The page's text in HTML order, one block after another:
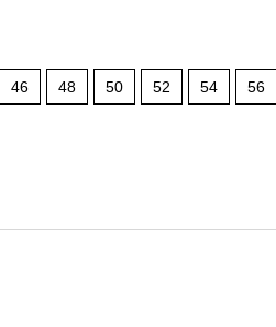
46 48 50 52 54 56